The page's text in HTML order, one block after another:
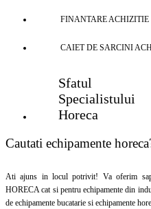
FINANTARE ACHIZITIE
CAIET DE SARCINI
Sfatul
Specialistului
Horeca
Cautati echipamente
Ati ajuns in locul potrivit! Va oferim
HORECA cat si pentru echipamente din
de echipamente bucatarie si echipamente